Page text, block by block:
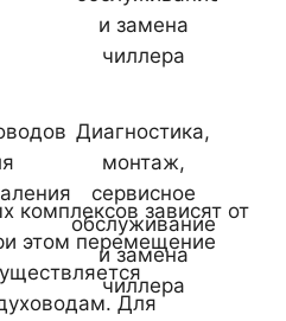
Диагностика,
монтаж,
сервисное
обслуживание
и замена
чиллера
комплексов зависят от
этом перемещение
Для